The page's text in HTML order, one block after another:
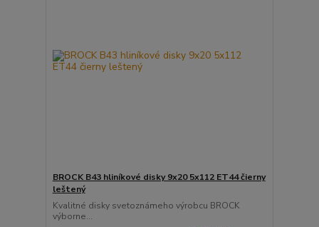
BROCK B43 hliníkové disky 9x20 5x112 ET44 čierny
leštený
Kvalitné disky svetoznámeho výrobcu BROCK
výborne...